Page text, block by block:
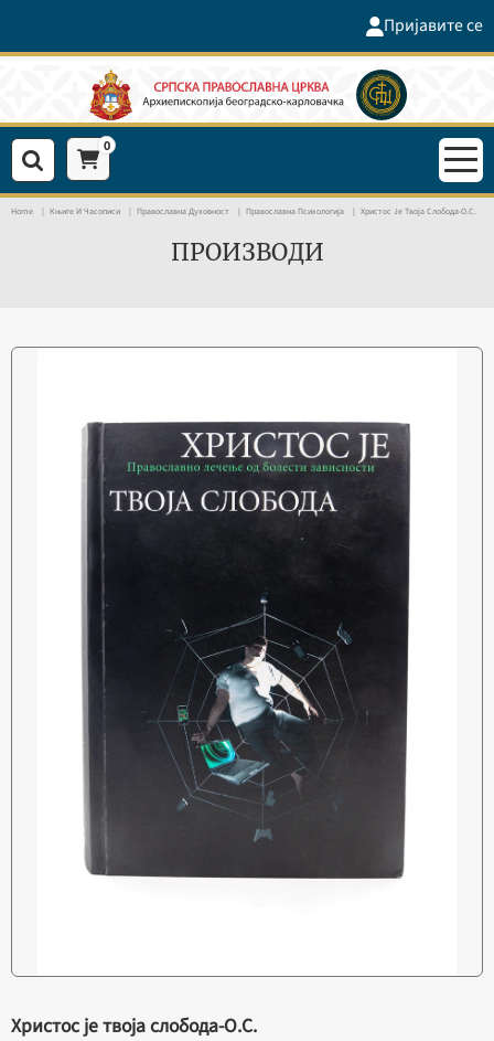
Пријавите се
0
Home Књиге И Часописи Православна Духовност Православна Психологија Христос Је Твоја Слобода-О.С.
ПРОИЗВОДИ
Христос је твоја слобода-О.С.